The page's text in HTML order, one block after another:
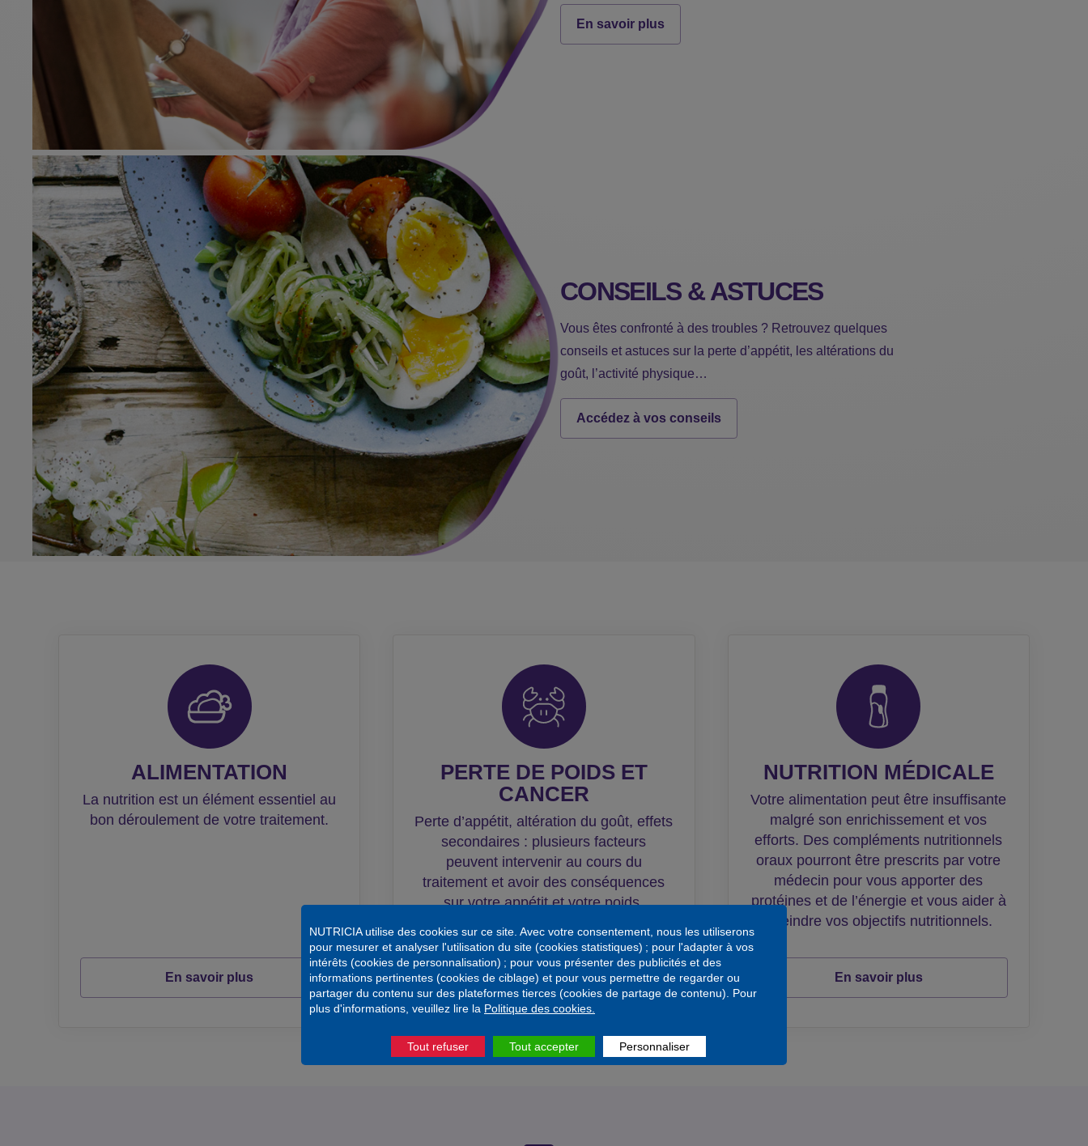
En savoir plus
CONSEILS & ASTUCES
Vous êtes confronté à des troubles ? Retrouvez quelques
conseils et astuces sur la perte d’appétit, les altérations du
goût, l’activité physique…
Accédez à vos conseils
ALIMENTATION
La nutrition est un élément essentiel au
bon déroulement de votre traitement.
En savoir plus
PERTE DE POIDS ET
CANCER
Perte d’appétit, altération du goût, effets
secondaires : plusieurs facteurs
peuvent intervenir au cours du
traitement et avoir des conséquences
sur votre appétit et votre poids.
En savoir plus
NUTRITION MÉDICALE
Votre alimentation peut être insuffisante
malgré son enrichissement et vos
efforts. Des compléments nutritionnels
oraux pourront être prescrits par votre
médecin pour vous apporter des
protéines et de l’énergie et vous aider à
atteindre vos objectifs nutritionnels.
En savoir plus
NUTRICIA utilise des cookies sur ce site. Avec votre consentement, nous les utiliserons
pour mesurer et analyser l'utilisation du site (cookies statistiques) ; pour l'adapter à vos
intérêts (cookies de personnalisation) ; pour vous présenter des publicités et des
informations pertinentes (cookies de ciblage) et pour vous permettre de regarder ou
partager du contenu sur des plateformes tierces (cookies de partage de contenu). Pour
plus d'informations, veuillez lire la Politique des cookies.
Tout refuser Tout accepter Personnaliser